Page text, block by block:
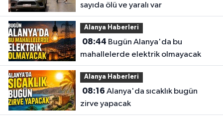
sayıda ölü ve yaralı var
Alanya Haberleri
08:44
mahallelerde elektrik olmayacak
Alanya Haberleri
08:16
zirve yapacak